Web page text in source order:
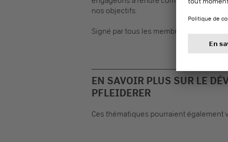
nos objectifs.
Signé par tous les membres de la
EN SAVOIR PLUS SUR LE
PFLEIDERER
Ces thématiques pourraient également